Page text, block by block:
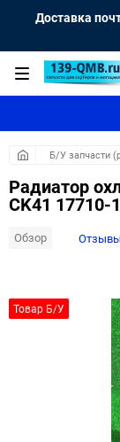
Доставка
Б/У запчасти
Радиатор
CK41 17710-
Обзор
Товар Б/У